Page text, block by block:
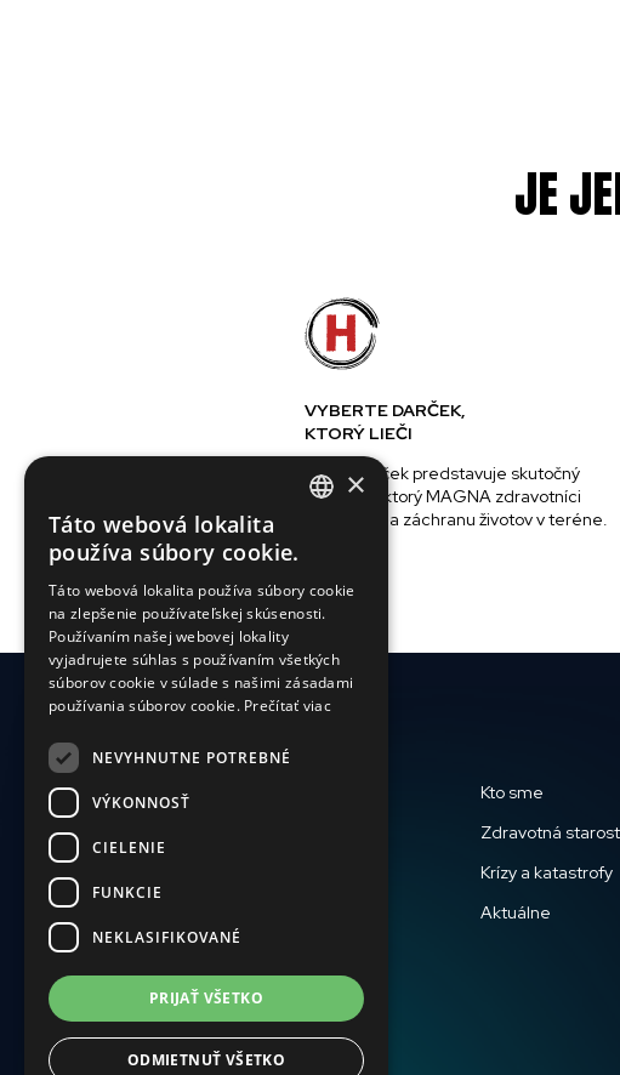
JE
VYBERTE DARČEK,
KTORÝ LIEČI
Každý darček predstavuje skutočný
predmet, ktorý MAGNA zdravotníci
používajú na záchranu životov v teréne.
Kto sme
Zdravotná
Krízy a katastrofy
Aktuálne
CZECH
FRENCH
×
Táto webová lokalita
používa súbory cookie.
Táto webová lokalita používa súbory cookie
na zlepšenie používateľskej skúsenosti.
Používaním našej webovej lokality
vyjadrujete súhlas s používaním všetkých
súborov cookie v súlade s našimi zásadami
používania súborov cookie. Prečítať viac
NEVYHNUTNE POTREBNÉ
VÝKONNOSŤ
CIELENIE
FUNKCIE
NEKLASIFIKOVANÉ
PRIJAŤ VŠETKO
ODMIETNUŤ VŠETKO